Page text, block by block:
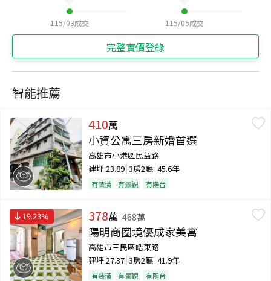
115/03成交 115/05成交
完整實價登錄
智能推薦
410萬
小資公寓三房新婚首選
高雄市小港區民益路
建坪23.89 3房2廳 45.6年
有裝潢 有景觀 有陽台
19.23% 378萬 468萬
陽明商圈境優成家美寓
高雄市三民區皓東路
建坪27.37 3房2廳 41.9年
有裝潢 有景觀 有陽台